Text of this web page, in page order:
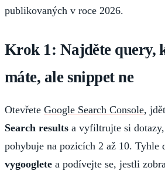
publikovaných v roce 2026.
Krok 1: Najděte query,
máte, ale snippet ne
Otevřete Google Search Console,
Search results a vyfiltrujte si dotazy,
pohybuje na pozicích 2 až 10. Tyhle
vygooglete a podívejte se, jestli